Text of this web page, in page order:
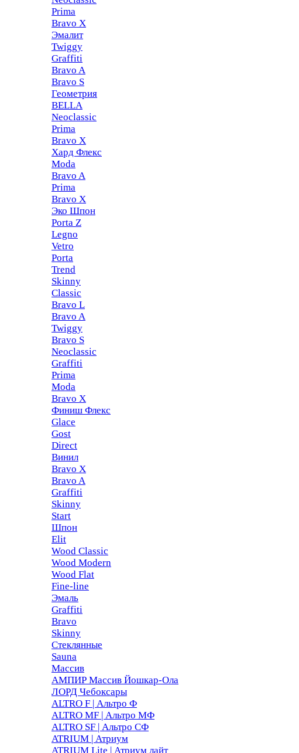
Prima
Bravo X
Эмалит
Twiggy
Graffiti
Bravo A
Bravo S
Геометрия
BELLA
Neoclassic
Prima
Bravo X
Хард Флекс
Moda
Bravo A
Prima
Bravo X
Эко Шпон
Porta Z
Legno
Vetro
Porta
Trend
Skinny
Classic
Bravo L
Bravo A
Twiggy
Bravo S
Neoclassic
Graffiti
Prima
Moda
Bravo X
Финиш Флекс
Glace
Gost
Direct
Винил
Bravo X
Bravo A
Graffiti
Skinny
Start
Шпон
Elit
Wood Classic
Wood Modern
Wood Flat
Fine-line
Эмаль
Graffiti
Bravo
Skinny
Стеклянные
Sauna
Массив
АМПИР Массив Йошкар-Ола
ЛОРД Чебоксары
ALTRO F | Альтро Ф
ALTRO MF | Альтро МФ
ALTRO SF | Альтро СФ
ATRIUM | Атриум
ATRIUM Lite | Атриум лайт